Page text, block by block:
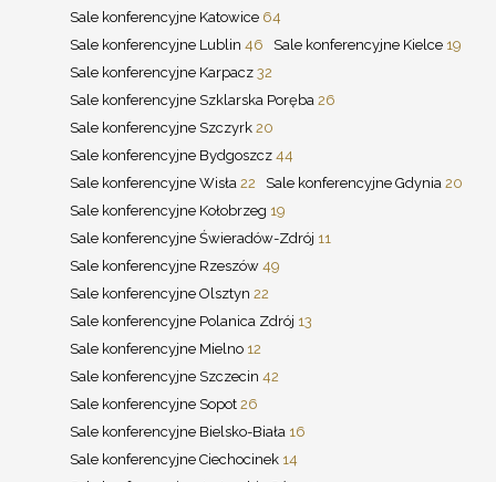
Sale konferencyjne Katowice 64
Sale konferencyjne Lublin 46 Sale konferencyjne Kielce 19
Sale konferencyjne Karpacz 32
Sale konferencyjne Szklarska Poręba 26
Sale konferencyjne Szczyrk 20
Sale konferencyjne Bydgoszcz 44
Sale konferencyjne Wisła 22 Sale konferencyjne Gdynia 20
Sale konferencyjne Kołobrzeg 19
Sale konferencyjne Świeradów-Zdrój 11
Sale konferencyjne Rzeszów 49
Sale konferencyjne Olsztyn 22
Sale konferencyjne Polanica Zdrój 13
Sale konferencyjne Mielno 12
Sale konferencyjne Szczecin 42
Sale konferencyjne Sopot 26
Sale konferencyjne Bielsko-Biała 16
Sale konferencyjne Ciechocinek 14